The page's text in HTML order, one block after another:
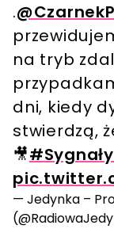
.@CzarnekP
na tryb
dni, kiedy
stwierdzą,
🎥
— Jedynka –